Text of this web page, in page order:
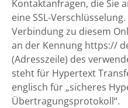
Kontaktanfragen, die Sie
eine SSL-
Verbindung zu diesem
an der Kennung https://
(Adresszeile) des
steht für Hypertext
englisch für „sicheres
Übertragungsprotokoll“.